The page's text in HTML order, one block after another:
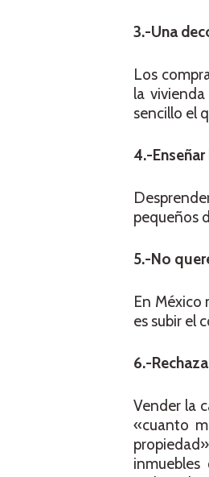
3.-Una
Los
la
sencillo el
4.-
pequeños
5.-No
En México
es subir el
6.-
Vender la
«cuanto